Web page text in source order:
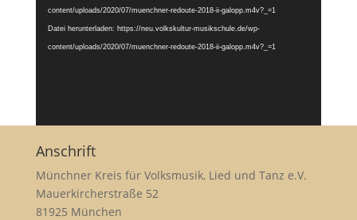
content/uploads/2020/07/muenchner-redoute-2018-ii-galopp.m4v?_=1
Datei herunterladen: https://neu.volkskultur-musikschule.de/wp-
content/uploads/2020/07/muenchner-redoute-2018-ii-galopp.m4v?_=1
Anschrift
Münchner Kreis für Volksmusik, Lied und Tanz e.V.
Mauerkircherstraße 52
81925 München